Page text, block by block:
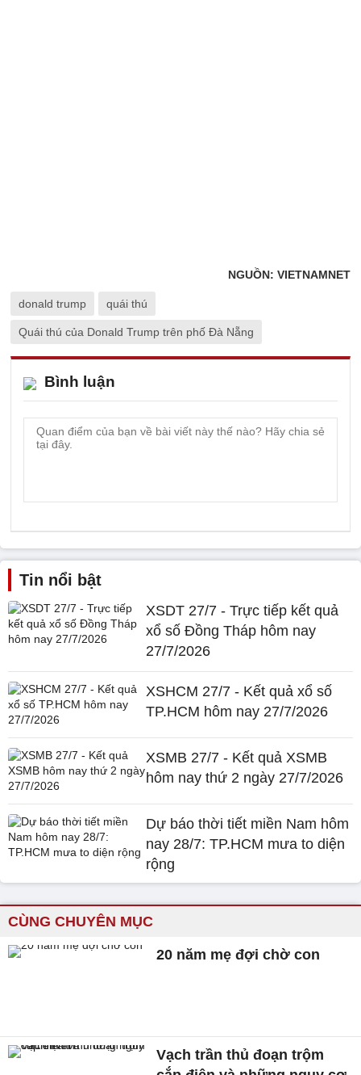
NGUỒN: VIETNAMNET
donald trump quái thú
Quái thú của Donald Trump trên phố Đà Nẵng
Bình luận
Tin nổi bật
XSDT 27/7 - Trực tiếp kết quả
xổ số Đồng Tháp hôm nay
27/7/2026
XSHCM 27/7 - Kết quả xổ số
TP.HCM hôm nay 27/7/2026
XSMB 27/7 - Kết quả XSMB
hôm nay thứ 2 ngày 27/7/2026
Dự báo thời tiết miền Nam hôm
nay 28/7: TP.HCM mưa to diện
rộng
CÙNG CHUYÊN MỤC
20 năm mẹ đợi chờ con
Vạch trần thủ đoạn trộm